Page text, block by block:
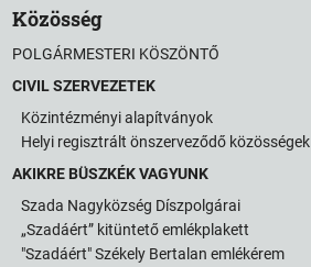
Közösség
POLGÁRMESTERI KÖSZÖNTŐ
CIVIL SZERVEZETEK
Közintézményi alapítványok
Helyi regisztrált önszerveződő közösségek
AKIKRE BÜSZKÉK VAGYUNK
Szada Nagyközség Díszpolgárai
„Szadáért” kitüntető emlékplakett
"Szadáért" Székely Bertalan emlékérem